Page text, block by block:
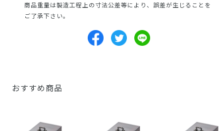
商品重量は製造工程上の寸法公差等により、誤差が生じることを
ご了承下さい。
おすすめ商品